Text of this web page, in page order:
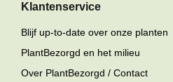
Klantenservice
Blijf up-to-date over onze planten
PlantBezorgd en het milieu
Over PlantBezorgd / Contact